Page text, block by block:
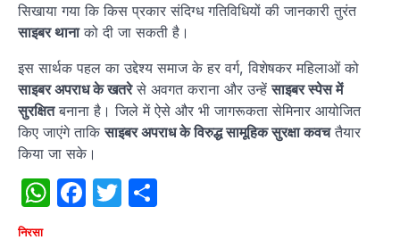
सिखाया गया कि किस प्रकार संदिग्ध गतिविधियों की जानकारी तुरंत
साइबर थानाको दी जा सकती है।
इस सार्थक पहल का उद्देश्य समाज के हर वर्ग, विशेषकर महिलाओं को
साइबर अपराध के खतरेसे अवगत कराना और उन्हेंसाइबर स्पेस में
सुरक्षितबनाना है। जिले में ऐसे और भी जागरूकता सेमिनार आयोजित
किए जाएंगे ताकिसाइबर अपराध के विरुद्ध सामूहिक सुरक्षा कवचतैयार
किया जा सके।
WhatsApp
Facebook
Twitter
निरसा